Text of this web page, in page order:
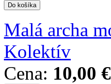
Malá archa
Kolektív
Cena: 10,00 €